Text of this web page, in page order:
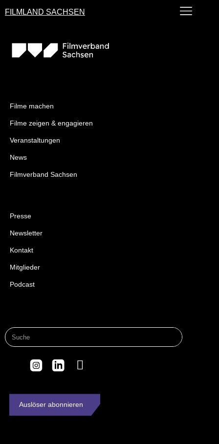
FILMLAND SACHSEN
Filme machen
Filme zeigen & engagieren
Veranstaltungen
News
Filmverband Sachsen
Presse
Newsletter
Kontakt
Mitglieder
Podcast
Auslöser abonnieren